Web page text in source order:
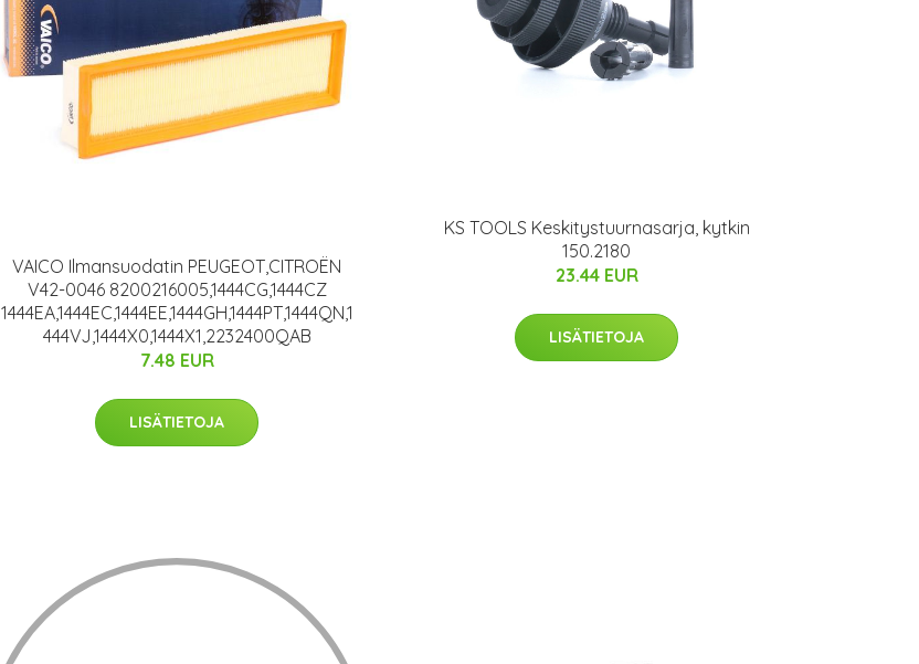
VAICO Ilmansuodatin PEUGEOT,CITROËN
V42-0046 8200216005,1444CG,1444CZ
1444EA,1444EC,1444EE,1444GH,1444PT,1444QN,1
444VJ,1444X0,1444X1,2232400QAB
7.48 EUR
LISÄTIETOJA
KS TOOLS Keskitystuurnasarja, kytkin
150.2180
23.44 EUR
LISÄTIETOJA